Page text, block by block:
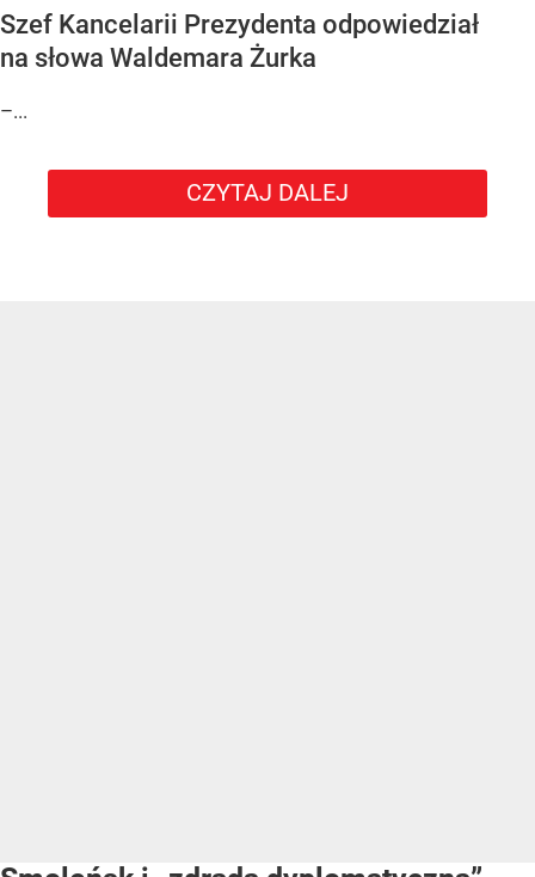
Szef Kancelarii Prezydenta odpowiedział
na słowa Waldemara Żurka
–...
CZYTAJ DALEJ